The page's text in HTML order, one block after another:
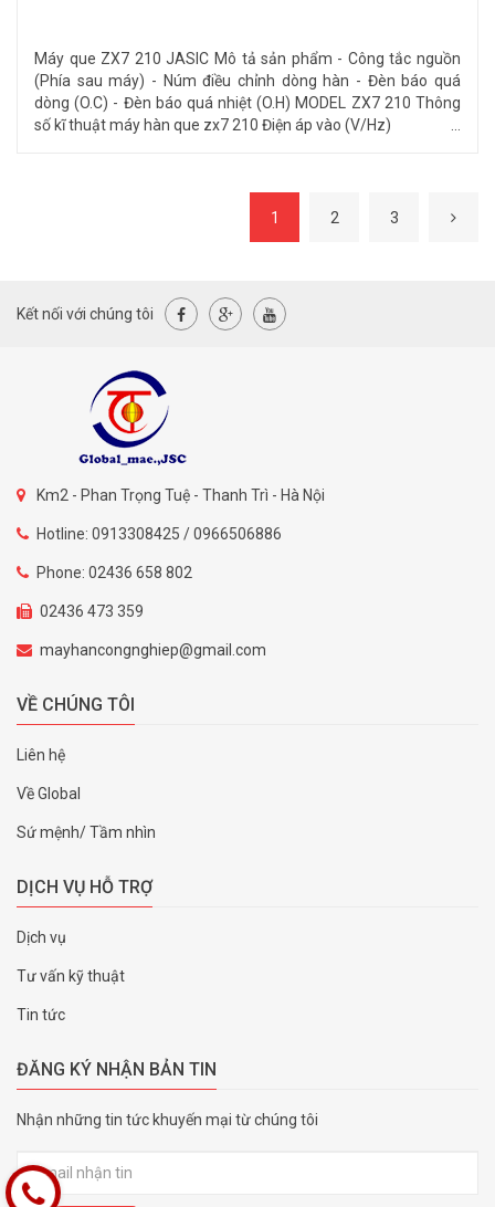
Máy que ZX7 210 JASIC Mô tả sản phẩm - Công tắc nguồn
(Phía sau máy) - Núm điều chỉnh dòng hàn - Đèn báo quá
dòng (O.C) - Đèn báo quá nhiệt (O.H) MODEL ZX7 210 Thông
số kĩ thuật máy hàn que zx7 210 Điện áp vào (V/Hz) ...
1 2 3
Kết nối với chúng tôi
Km2 - Phan Trọng Tuệ - Thanh Trì - Hà Nội
Hotline: 0913308425 / 0966506886
Phone: 02436 658 802
02436 473 359
mayhancongnghiep@gmail.com
VỀ CHÚNG TÔI
Liên hệ
Về Global
Sứ mệnh/ Tầm nhìn
DỊCH VỤ HỖ TRỢ
Dịch vụ
Tư vấn kỹ thuật
Tin tức
ĐĂNG KÝ NHẬN BẢN TIN
Nhận những tin tức khuyến mại từ chúng tôi